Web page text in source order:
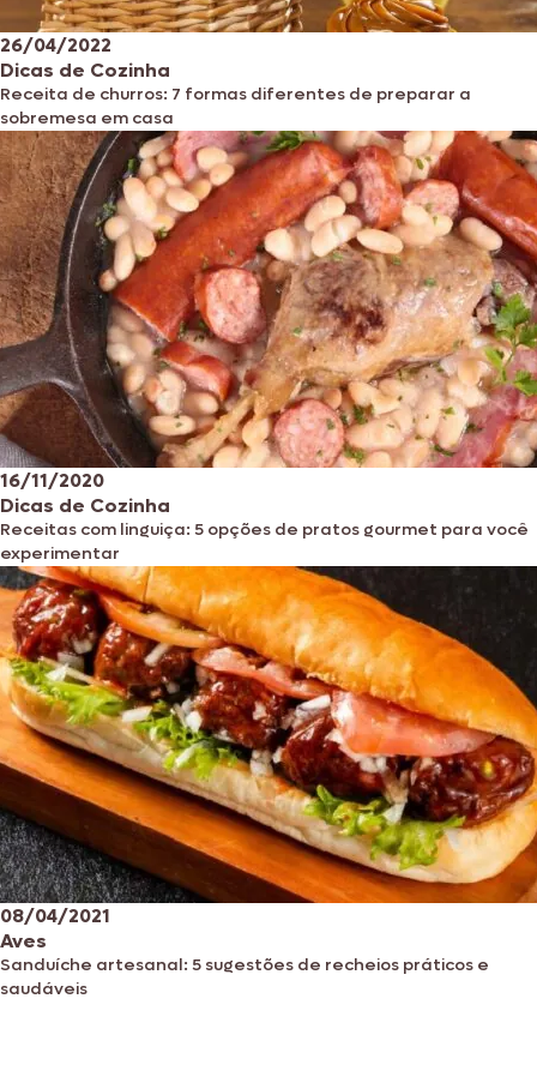
26/04/2022
Dicas de Cozinha
Receita de churros: 7 formas diferentes de preparar a
sobremesa em casa
16/11/2020
Dicas de Cozinha
Receitas com linguiça: 5 opções de pratos gourmet para você
experimentar
08/04/2021
Aves
Sanduíche artesanal: 5 sugestões de recheios práticos e
saudáveis